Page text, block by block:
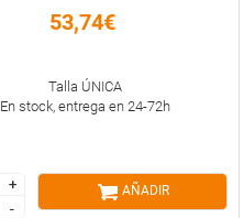
53,74€
Talla ÚNICA
En stock, entrega en 24-72h
+
-
+
-
AÑADIR